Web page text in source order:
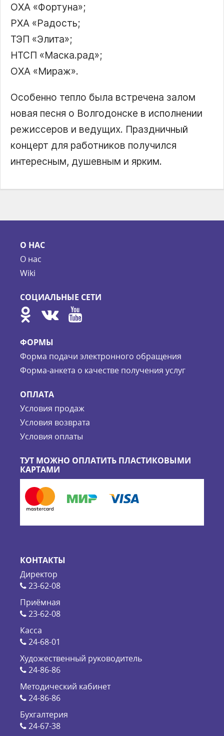
ОХА «Фортуна»;
РХА «Радость;
ТЭП «Элита»;
НТСП «Маска.рад»;
ОХА «Мираж».
Особенно тепло была встречена залом
новая песня о Волгодонске в исполнении
режиссеров и ведущих. Праздничный
концерт для работников получился
интересным, душевным и ярким.
О НАС
О нас
Wiki
СОЦИАЛЬНЫЕ СЕТИ
ФОРМЫ
Форма подачи электронного обращения
Форма-анкета о качестве получения услуг
ОПЛАТА
Условия продаж
Условия возврата
Условия оплаты
ТУТ МОЖНО ОПЛАТИТЬ ПЛАСТИКОВЫМИ
КАРТАМИ
КОНТАКТЫ
Директор
23-62-08
Приёмная
23-62-08
Касса
24-68-01
Художественный руководитель
24-86-86
Методический кабинет
24-86-86
Бухгалтерия
24-67-38